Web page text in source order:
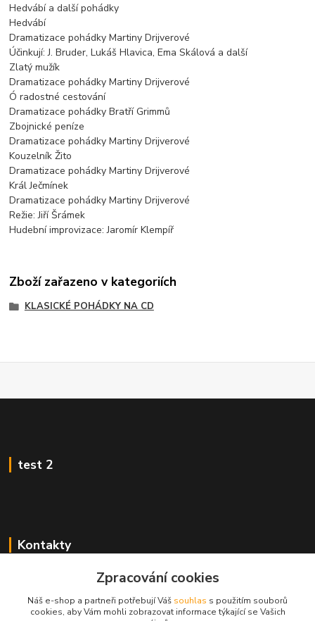
Hedvábí a další pohádky
Hedvábí
Dramatizace pohádky Martiny Drijverové
Účinkují: J. Bruder, Lukáš Hlavica, Ema Skálová a další
Zlatý mužík
Dramatizace pohádky Martiny Drijverové
Ó radostné cestování
Dramatizace pohádky Bratří Grimmů
Zbojnické peníze
Dramatizace pohádky Martiny Drijverové
Kouzelník Žito
Dramatizace pohádky Martiny Drijverové
Král Ječmínek
Dramatizace pohádky Martiny Drijverové
Režie: Jiří Šrámek
Hudební improvizace: Jaromír Klempíř
Zboží zařazeno v kategoriích
KLASICKÉ POHÁDKY NA CD
test 2
Kontakty
Zákaznická podpora
+420 222 718 046, volba 3
obchod@casopisyprovas.cz
Zpracování cookies
Náš e-shop a partneři potřebují Váš souhlas s použitím souborů
cookies, aby Vám mohli zobrazovat informace týkající se Vašich